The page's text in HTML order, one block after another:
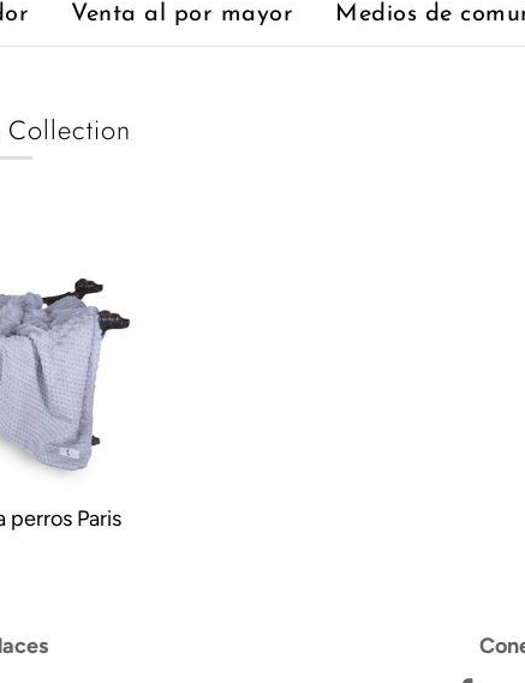
Venta al por mayor Medios de
Collection
perros Paris